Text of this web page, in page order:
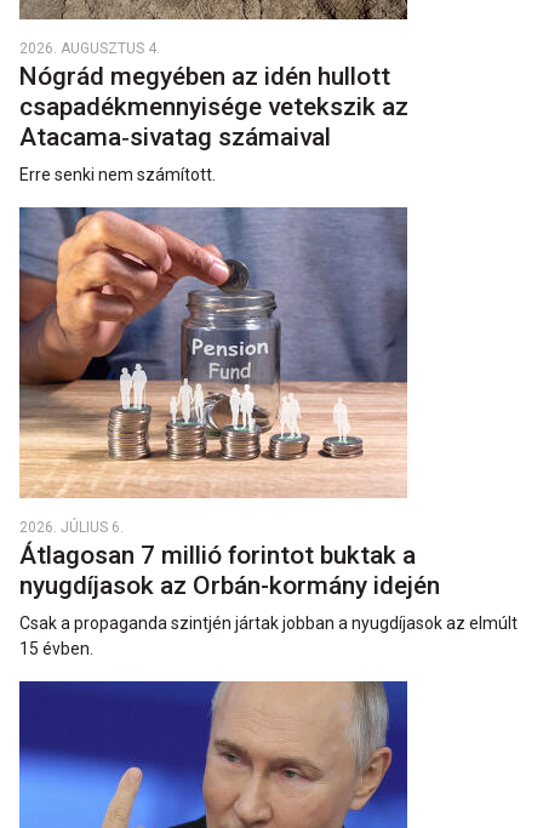
2026. AUGUSZTUS 4.
Nógrád megyében az idén hullott
csapadékmennyisége vetekszik az
Atacama‑sivatag számaival
Erre senki nem számított.
2026. JÚLIUS 6.
Átlagosan 7 millió forintot buktak a
nyugdíjasok az Orbán-kormány idején
Csak a propaganda szintjén jártak jobban a nyugdíjasok az elmúlt
15 évben.